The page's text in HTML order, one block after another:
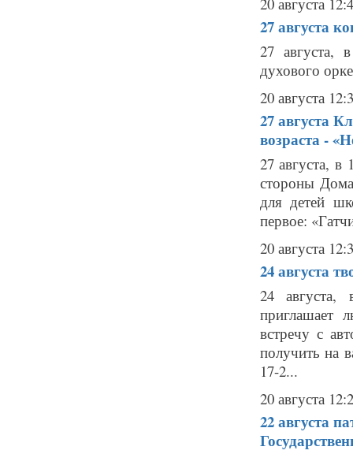
27 августа
27 августа,
духового
20 августа
27 августа
возраста -
27 августа, в
стороны
для детей
первое:
20 августа
24 августа
24 августа,
приглашает
встречу с
получить на
17-2...
20 августа
22 августа